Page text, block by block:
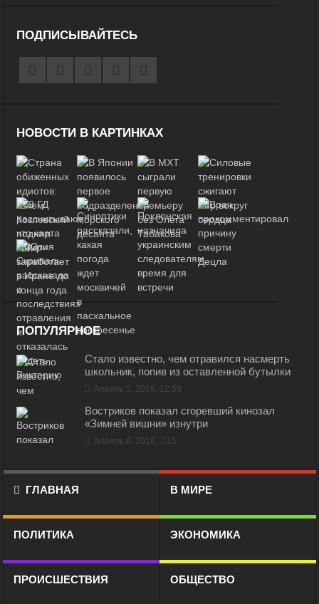
ПОДПИСЫВАЙТЕСЬ
НОВОСТИ В КАРТИНКАХ
ПОПУЛЯРНОЕ
Стало известно, чем отравился насмерть
школьник, попив из оставленной бутылки
Апрель 5, 2018, 12:58
Востриков показал сгоревший кинозал
«Зимней вишни» изнутри
Апрель 6, 2018, 7:15
ГЛАВНАЯ В МИРЕ
ПОЛИТИКА ЭКОНОМИКА
ПРОИСШЕСТВИЯ ОБЩЕСТВО